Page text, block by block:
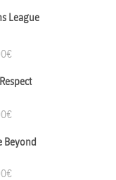
League
Beyond